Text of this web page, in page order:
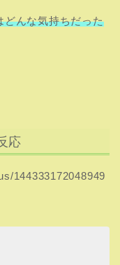
どんな気持ちだった
応
144333172048949